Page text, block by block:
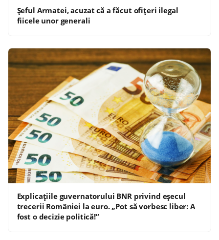
Șeful Armatei, acuzat că a făcut ofițeri ilegal
fiicele unor generali
Explicațiile guvernatorului BNR privind eșecul
trecerii României la euro. „Pot să vorbesc liber: A
fost o decizie politică!”